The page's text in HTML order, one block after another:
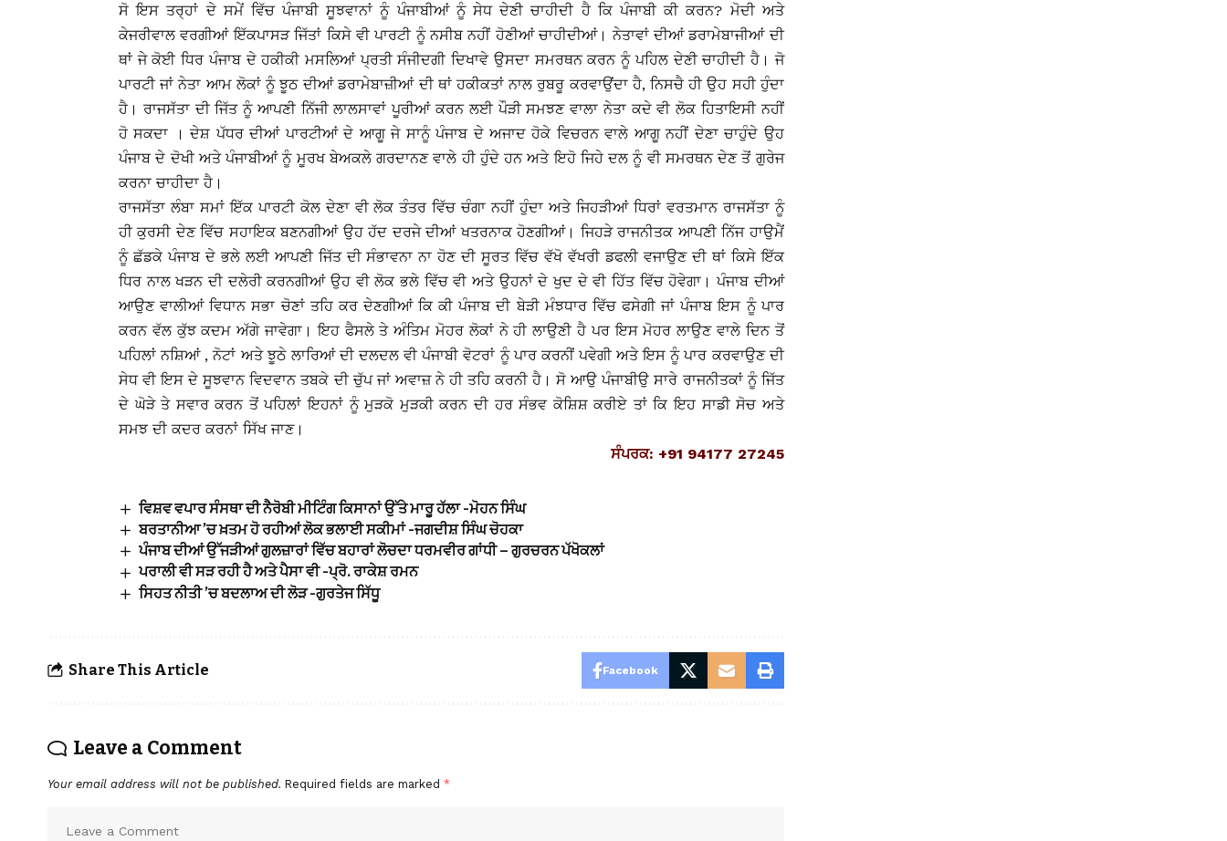
ਸੋ ਇਸ ਤਰ੍ਹਾਂ ਦੇ ਸਮੇਂ ਵਿੱਚ ਪੰਜਾਬੀ ਸੂਝਵਾਨਾਂ ਨੂੰ ਪੰਜਾਬੀਆਂ ਨੂੰ ਸੇਧ ਦੇਣੀ ਚਾਹੀਦੀ ਹੈ ਕਿ ਪੰਜਾਬੀ ਕੀ ਕਰਨ? ਮੋਦੀ ਅਤੇ
ਕੇਜਰੀਵਾਲ ਵਰਗੀਆਂ ਇੱਕਪਾਸੜ ਜਿੱਤਾਂ ਕਿਸੇ ਵੀ ਪਾਰਟੀ ਨੂੰ ਨਸੀਬ ਨਹੀਂ ਹੋਣੀਆਂ ਚਾਹੀਦੀਆਂ। ਨੇਤਾਵਾਂ ਦੀਆਂ ਡਰਾਮੇਬਾਜੀਆਂ ਦੀ
ਥਾਂ ਜੇ ਕੋਈ ਧਿਰ ਪੰਜਾਬ ਦੇ ਹਕੀਕੀ ਮਸਲਿਆਂ ਪ੍ਰਤੀ ਸੰਜੀਦਗੀ ਦਿਖਾਵੇ ਉਸਦਾ ਸਮਰਥਨ ਕਰਨ ਨੂੰ ਪਹਿਲ ਦੇਣੀ ਚਾਹੀਦੀ ਹੈ। ਜੋ
ਪਾਰਟੀ ਜਾਂ ਨੇਤਾ ਆਮ ਲੋਕਾਂ ਨੂੰ ਝੂਠ ਦੀਆਂ ਡਰਾਮੇਬਾਜ਼ੀਆਂ ਦੀ ਥਾਂ ਹਕੀਕਤਾਂ ਨਾਲ ਰੁਬਰੂ ਕਰਵਾਉਂਦਾ ਹੈ, ਨਿਸਚੈ ਹੀ ਉਹ ਸਹੀ ਹੁੰਦਾ
ਹੈ। ਰਾਜਸੱਤਾ ਦੀ ਜਿੱਤ ਨੂੰ ਆਪਣੀ ਨਿੱਜੀ ਲਾਲਸਾਵਾਂ ਪੂਰੀਆਂ ਕਰਨ ਲਈ ਪੌੜੀ ਸਮਝਣ ਵਾਲਾ ਨੇਤਾ ਕਦੇ ਵੀ ਲੋਕ ਹਿਤਾਇਸੀ ਨਹੀਂ
ਹੋ ਸਕਦਾ । ਦੇਸ਼ ਪੱਧਰ ਦੀਆਂ ਪਾਰਟੀਆਂ ਦੇ ਆਗੂ ਜੇ ਸਾਨੂੰ ਪੰਜਾਬ ਦੇ ਅਜਾਦ ਹੋਕੇ ਵਿਚਰਨ ਵਾਲੇ ਆਗੂ ਨਹੀਂ ਦੇਣਾ ਚਾਹੁੰਦੇ ਉਹ
ਪੰਜਾਬ ਦੇ ਦੋਖੀ ਅਤੇ ਪੰਜਾਬੀਆਂ ਨੂੰ ਮੂਰਖ ਬੇਅਕਲੇ ਗਰਦਾਨਣ ਵਾਲੇ ਹੀ ਹੁੰਦੇ ਹਨ ਅਤੇ ਇਹੋ ਜਿਹੇ ਦਲ ਨੂੰ ਵੀ ਸਮਰਥਨ ਦੇਣ ਤੋਂ ਗੁਰੇਜ
ਕਰਨਾ ਚਾਹੀਦਾ ਹੈ।
ਰਾਜਸੱਤਾ ਲੰਬਾ ਸਮਾਂ ਇੱਕ ਪਾਰਟੀ ਕੋਲ ਦੇਣਾ ਵੀ ਲੋਕ ਤੰਤਰ ਵਿੱਚ ਚੰਗਾ ਨਹੀਂ ਹੁੰਦਾ ਅਤੇ ਜਿਹੜੀਆਂ ਧਿਰਾਂ ਵਰਤਮਾਨ ਰਾਜਸੱਤਾ ਨੂੰ
ਹੀ ਕੁਰਸੀ ਦੇਣ ਵਿੱਚ ਸਹਾਇਕ ਬਣਨਗੀਆਂ ਉਹ ਹੱਦ ਦਰਜੇ ਦੀਆਂ ਖਤਰਨਾਕ ਹੋਣਗੀਆਂ। ਜਿਹੜੇ ਰਾਜਨੀਤਕ ਆਪਣੀ ਨਿੱਜ ਹਾਉਮੈਂ
ਨੂੰ ਛੱਡਕੇ ਪੰਜਾਬ ਦੇ ਭਲੇ ਲਈ ਆਪਣੀ ਜਿੱਤ ਦੀ ਸੰਭਾਵਨਾ ਨਾ ਹੋਣ ਦੀ ਸੂਰਤ ਵਿੱਚ ਵੱਖੋ ਵੱਖਰੀ ਡਫਲੀ ਵਜਾਉਣ ਦੀ ਥਾਂ ਕਿਸੇ ਇੱਕ
ਧਿਰ ਨਾਲ ਖੜਨ ਦੀ ਦਲੇਰੀ ਕਰਨਗੀਆਂ ਉਹ ਵੀ ਲੋਕ ਭਲੇ ਵਿੱਚ ਵੀ ਅਤੇ ਉਹਨਾਂ ਦੇ ਖੁਦ ਦੇ ਵੀ ਹਿੱਤ ਵਿੱਚ ਹੋਵੇਗਾ। ਪੰਜਾਬ ਦੀਆਂ
ਆਉਣ ਵਾਲੀਆਂ ਵਿਧਾਨ ਸਭਾ ਚੋਣਾਂ ਤਹਿ ਕਰ ਦੇਣਗੀਆਂ ਕਿ ਕੀ ਪੰਜਾਬ ਦੀ ਬੇੜੀ ਮੰਝਧਾਰ ਵਿੱਚ ਫਸੇਗੀ ਜਾਂ ਪੰਜਾਬ ਇਸ ਨੂੰ ਪਾਰ
ਕਰਨ ਵੱਲ ਕੁੱਝ ਕਦਮ ਅੱਗੇ ਜਾਵੇਗਾ। ਇਹ ਫੈਸਲੇ ਤੇ ਅੰਤਿਮ ਮੋਹਰ ਲੋਕਾਂ ਨੇ ਹੀ ਲਾਉਣੀ ਹੈ ਪਰ ਇਸ ਮੋਹਰ ਲਾਉਣ ਵਾਲੇ ਦਿਨ ਤੋਂ
ਪਹਿਲਾਂ ਨਸ਼ਿਆਂ , ਨੋਟਾਂ ਅਤੇ ਝੂਠੇ ਲਾਰਿਆਂ ਦੀ ਦਲਦਲ ਵੀ ਪੰਜਾਬੀ ਵੋਟਰਾਂ ਨੂੰ ਪਾਰ ਕਰਨੀਂ ਪਵੇਗੀ ਅਤੇ ਇਸ ਨੂੰ ਪਾਰ ਕਰਵਾਉਣ ਦੀ
ਸੇਧ ਵੀ ਇਸ ਦੇ ਸੂਝਵਾਨ ਵਿਦਵਾਨ ਤਬਕੇ ਦੀ ਚੁੱਪ ਜਾਂ ਅਵਾਜ਼ ਨੇ ਹੀ ਤਹਿ ਕਰਨੀ ਹੈ। ਸੋ ਆਉ ਪੰਜਾਬੀਉ ਸਾਰੇ ਰਾਜਨੀਤਕਾਂ ਨੂੰ ਜਿੱਤ
ਦੇ ਘੋੜੇ ਤੇ ਸਵਾਰ ਕਰਨ ਤੋਂ ਪਹਿਲਾਂ ਇਹਨਾਂ ਨੂੰ ਮੁੜਕੋ ਮੁੜਕੀ ਕਰਨ ਦੀ ਹਰ ਸੰਭਵ ਕੋਸ਼ਿਸ਼ ਕਰੀਏ ਤਾਂ ਕਿ ਇਹ ਸਾਡੀ ਸੋਚ ਅਤੇ
ਸਮਝ ਦੀ ਕਦਰ ਕਰਨਾਂ ਸਿੱਖ ਜਾਣ।
ਸੰਪਰਕ: +91 94177 27245
ਵਿਸ਼ਵ ਵਪਾਰ ਸੰਸਥਾ ਦੀ ਨੈਰੋਬੀ ਮੀਟਿੰਗ ਕਿਸਾਨਾਂ ਉੱਤੇ ਮਾਰੂ ਹੱਲਾ -ਮੋਹਨ ਸਿੰਘ
ਬਰਤਾਨੀਆ ’ਚ ਖ਼ਤਮ ਹੋ ਰਹੀਆਂ ਲੋਕ ਭਲਾਈ ਸਕੀਮਾਂ -ਜਗਦੀਸ਼ ਸਿੰਘ ਚੋਹਕਾ
ਪੰਜਾਬ ਦੀਆਂ ਉੱਜੜੀਆਂ ਗੁਲਜ਼ਾਰਾਂ ਵਿੱਚ ਬਹਾਰਾਂ ਲੋਚਦਾ ਧਰਮਵੀਰ ਗਾਂਧੀ – ਗੁਰਚਰਨ ਪੱਖੋਕਲਾਂ
ਪਰਾਲੀ ਵੀ ਸੜ ਰਹੀ ਹੈ ਅਤੇ ਪੈਸਾ ਵੀ -ਪ੍ਰੋ. ਰਾਕੇਸ਼ ਰਮਨ
ਸਿਹਤ ਨੀਤੀ ’ਚ ਬਦਲਾਅ ਦੀ ਲੋੜ -ਗੁਰਤੇਜ ਸਿੱਧੂ
Share This Article Facebook
Leave a Comment
Your email address will not be published. Required fields are marked *